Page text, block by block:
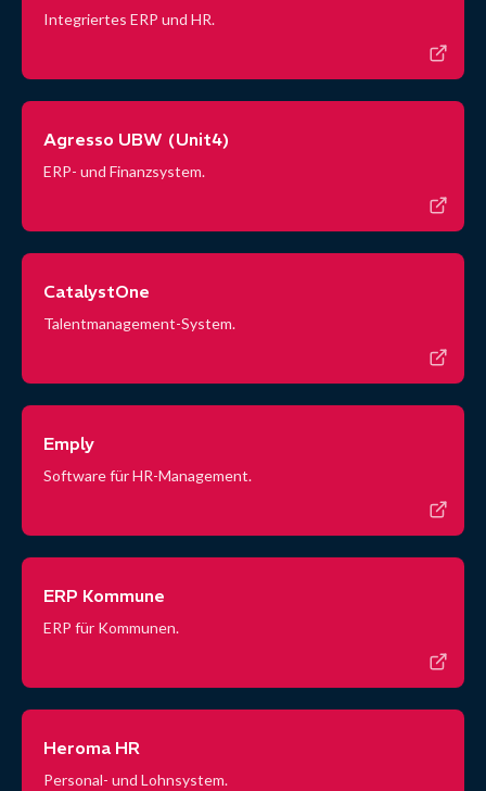
Integriertes ERP und HR.
Agresso UBW (Unit4)
ERP- und Finanzsystem.
CatalystOne
Talentmanagement-System.
Emply
Software für HR-Management.
ERP Kommune
ERP für Kommunen.
Heroma HR
Personal- und Lohnsystem.